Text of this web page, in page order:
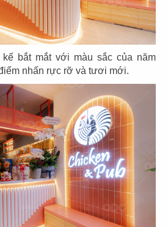
bắt mắt với màu sắc của năm
nhấn rực rỡ và tươi mới.
118
PHỞ HÀ NỘI
Palo Alto
120
PHỞ HÀ NỘI
CN San Jose - USA